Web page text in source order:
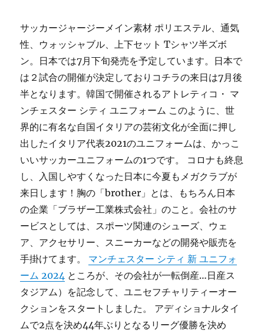
サッカージャージーメイン素材 ポリエステル、通気
性、ウォッシャブル、上下セット Tシャツ半ズボ
ン。日本では7月下旬発売を予定しています。日本で
は２試合の開催が決定しておりコチラの来日は7月後
半となります。韓国で開催されるアトレティコ・ マ
ンチェスター シティ ユニフォーム このように、世
界的に有名な自国イタリアの芸術文化が全面に押し
出したイタリア代表2021のユニフォームは、かっこ
いいサッカーユニフォームの1つです。 コロナも終息
し、入国しやすくなった日本に今夏もメガクラブが
来日します！胸の「brother」とは、もちろん日本
の企業「ブラザー工業株式会社」のこと。会社のサ
ービスとしては、スポーツ関連のシューズ、ウェ
ア、アクセサリー、スニーカーなどの開発や販売を
手掛けてます。 マンチェスター シティ 新 ユニフォ
ーム 2024 ところが、その会社が一転倒産…日産ス
タジアム）を記念して、ユニセフチャリティーオー
クションをスタートしました。 アディショナルタイ
ムで2点を決め44年ぶりとなるリーグ優勝を決め